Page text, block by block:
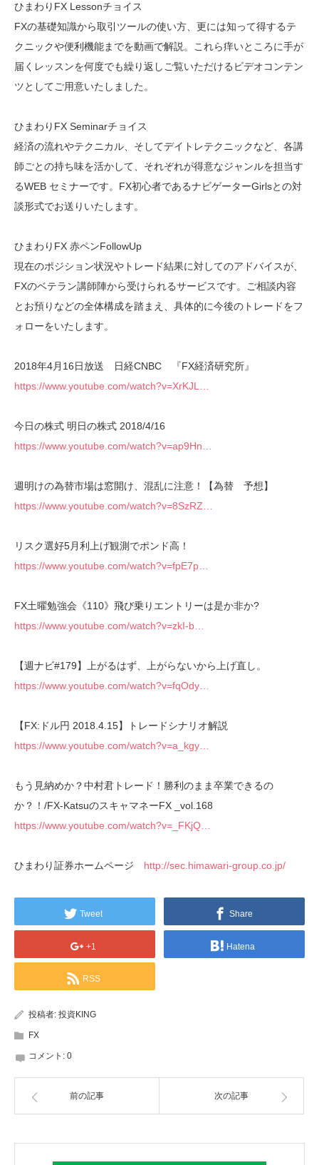
ひまわりFX Lessonチョイス
FXの基礎知識から取引ツールの使い方、更には知って得するテ
クニックや便利機能までを動画で解説。これら痒いところに手が
届くレッスンを何度でも繰り返しご覧いただけるビデオコンテン
ツとしてご用意いたしました。
ひまわりFX Seminarチョイス
経済の流れやテクニカル、そしてデイトレテクニックなど、各講
師ごとの持ち味を活かして、それぞれが得意なジャンルを担当す
るWEB セミナーです。FX初心者であるナビゲーターGirlsとの対
談形式でお送りいたします。
ひまわりFX 赤ペンFollowUp
現在のポジション状況やトレード結果に対してのアドバイスが、
FXのベテラン講師陣から受けられるサービスです。ご相談内容
とお預りなどの全体構成を踏まえ、具体的に今後のトレードをフ
ォローをいたします。
2018年4月16日放送 日経CNBC 『FX経済研究所』
https://www.youtube.com/watch?v=XrKJL…
今日の株式 明日の株式 2018/4/16
https://www.youtube.com/watch?v=ap9Hn…
週明けの為替市場は窓開け、混乱に注意！【為替 予想】
https://www.youtube.com/watch?v=8SzRZ…
リスク選好5月利上げ観測でポンド高！
https://www.youtube.com/watch?v=fpE7p…
FX土曜勉強会《110》飛び乗りエントリーは是か非か?
https://www.youtube.com/watch?v=zkI-b…
【週ナビ#179】上がるはず、上がらないから上げ直し。
https://www.youtube.com/watch?v=fqOdy…
【FX:ドル円 2018.4.15】トレードシナリオ解説
https://www.youtube.com/watch?v=a_kgy…
もう見納めか？中村君トレード！勝利のまま卒業できるの
か？！/FX-KatsuのスキャマネーFX _vol.168
https://www.youtube.com/watch?v=_FKjQ…
ひまわり証券ホームページ http://sec.himawari-group.co.jp/
Tweet Share
+1 Hatena
RSS
投稿者: 投資KING
FX
コメント: 0
前の記事 次の記事